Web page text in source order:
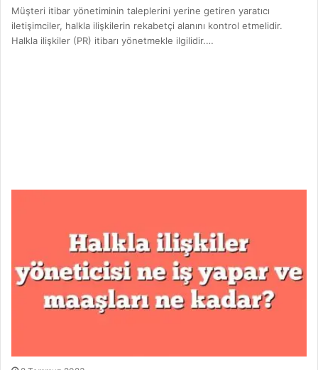
Müşteri itibar yönetiminin taleplerini yerine getiren yaratıcı
iletişimciler, halkla ilişkilerin rekabetçi alanını kontrol etmelidir.
Halkla ilişkiler (PR) itibarı yönetmekle ilgilidir.…